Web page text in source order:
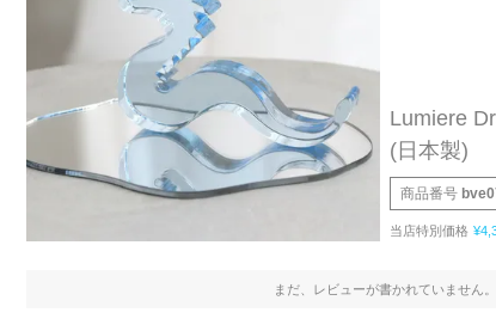
Lumiere
(日本製)
商品番号
当店特別価格 ¥
まだ、レビューが書かれていません。